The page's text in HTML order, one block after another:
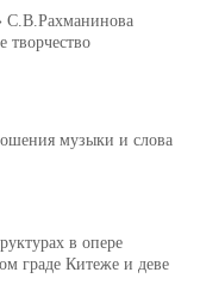
С.В.Рахманинова
творчество
музыки и слова
в опере
граде Китеже и деве